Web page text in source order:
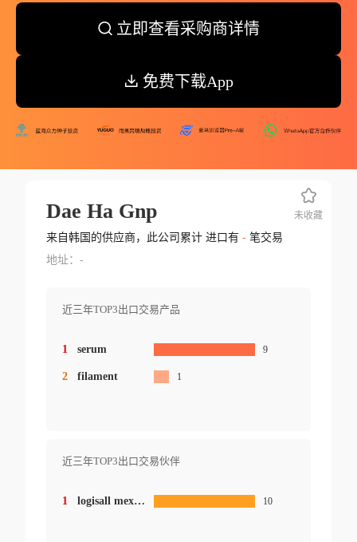
立即查看采购商详情
免费下载App
Dae Ha Gnp
来自韩国的供应商，此公司累计 进口有 -笔交易
地址：-
近三年TOP3出口交易产品
1 serum 9
2 filament 1
近三年TOP3出口交易伙伴
1 logisall mexico s.de r.l.de c.v. 10
未收藏